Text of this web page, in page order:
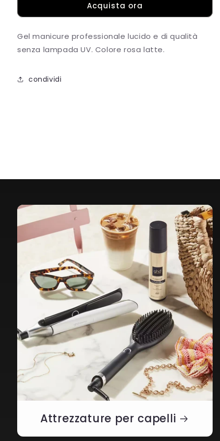
14
lacquer
14
Acquista ora
Gel manicure professionale lucido e di qualità
senza lampada UV. Colore rosa latte.
condividi
Attrezzature per capelli